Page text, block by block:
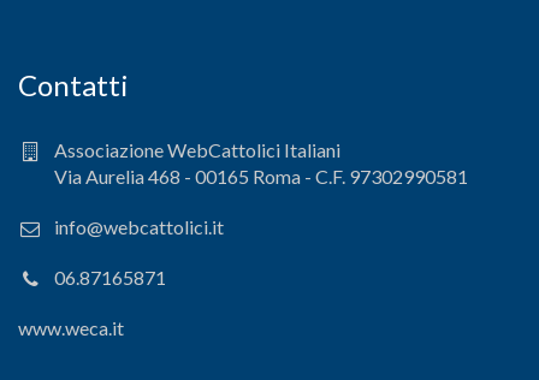
Contatti
Associazione WebCattolici Italiani
Via Aurelia 468 - 00165 Roma - C.F. 97302990581
info@webcattolici.it
06.87165871
www.weca.it